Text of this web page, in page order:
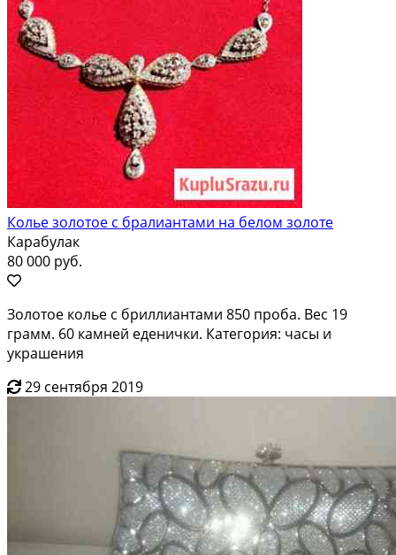
Колье золотое с бралиантами на белом золоте
Карабулак
80 000 руб.
Золотое колье с бриллиантами 850 проба. Вес 19
грамм. 60 камней еденички. Категория: часы и
украшения
29 сентября 2019